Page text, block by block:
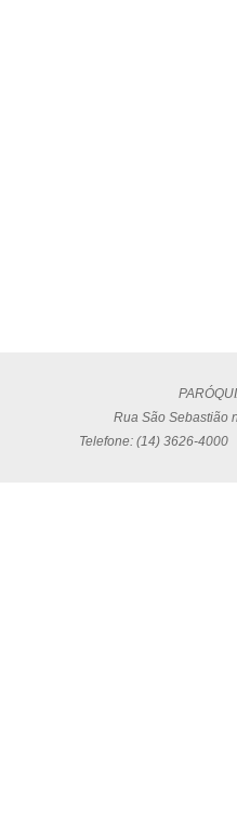
Rua São Sebastião
Telefone: (14) 3626-